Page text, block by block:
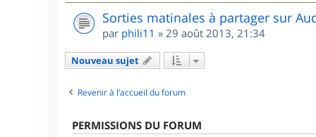
Sorties matinales à partager sur
par phili11 » 29 août 2013, 21:34
Nouveau sujet
Revenir à l’accueil du forum
PERMISSIONS DU FORUM